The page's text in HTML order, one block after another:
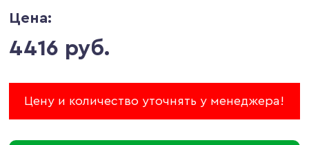
Цена:
4416 руб.
Цену и количество уточнять у менеджера!